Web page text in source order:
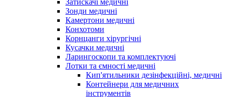
Зонди медичні
Камертони медичні
Конхотоми
Корнцанги хірургічні
Кусачки медичні
Ларингоскопи та комплектуючі
Лотки та ємності медичні
Кип'ятильники дезінфекційні, медичні
Контейнери для медичних
інструментів